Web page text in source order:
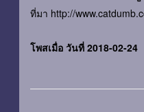
ที่มา http://
โพสเมื่อ วันที่ 2018-02-24